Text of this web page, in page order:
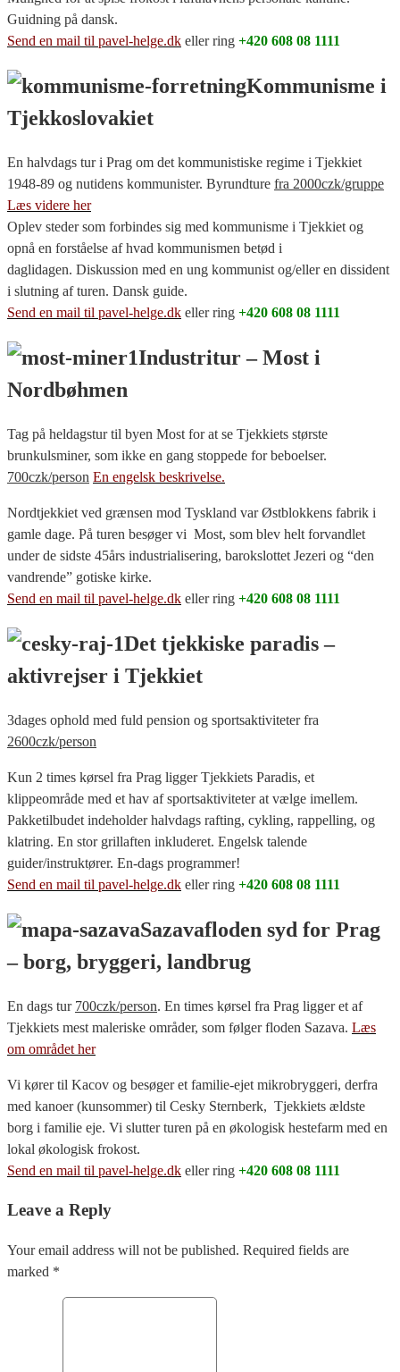
Guidning på dansk.
Send en mail til pavel-helge.dk eller ring +420 608 08 1111
Kommunisme i
Tjekkoslovakiet
En halvdags tur i Prag om det kommunistiske regime i Tjekkiet
1948-89 og nutidens kommunister. Byrundture fra 2000czk/gruppe
Læs videre her
Oplev steder som forbindes sig med kommunisme i Tjekkiet og
opnå en forståelse af hvad kommunismen betød i
daglidagen. Diskussion med en ung kommunist og/eller en dissident
i slutning af turen. Dansk guide.
Send en mail til pavel-helge.dk eller ring +420 608 08 1111
Industritur – Most i
Nordbøhmen
Tag på heldagstur til byen Most for at se Tjekkiets største
brunkulsminer, som ikke en gang stoppede for beboelser.
700czk/person En engelsk beskrivelse.
Nordtjekkiet ved grænsen mod Tyskland var Østblokkens fabrik i
gamle dage. På turen besøger vi Most, som blev helt forvandlet
under de sidste 45års industrialisering, barokslottet Jezeri og “den
vandrende” gotiske kirke.
Send en mail til pavel-helge.dk eller ring +420 608 08 1111
Det tjekkiske paradis –
aktivrejser i Tjekkiet
3dages ophold med fuld pension og sportsaktiviteter fra
2600czk/person
Kun 2 times kørsel fra Prag ligger Tjekkiets Paradis, et
klippeområde med et hav af sportsaktiviteter at vælge imellem.
Pakketilbudet indeholder halvdags rafting, cykling, rappelling, og
klatring. En stor grillaften inkluderet. Engelsk talende
guider/instruktører. En-dags programmer!
Send en mail til pavel-helge.dk eller ring +420 608 08 1111
Sazavafloden syd for Prag
– borg, bryggeri, landbrug
En dags tur 700czk/person. En times kørsel fra Prag ligger et af
Tjekkiets mest maleriske områder, som følger floden Sazava. Læs
om området her
Vi kører til Kacov og besøger et familie-ejet mikrobryggeri, derfra
med kanoer (kunsommer) til Cesky Sternberk, Tjekkiets ældste
borg i familie eje. Vi slutter turen på en økologisk hestefarm med en
lokal økologisk frokost.
Send en mail til pavel-helge.dk eller ring +420 608 08 1111
Leave a Reply
Your email address will not be published. Required fields are
marked *